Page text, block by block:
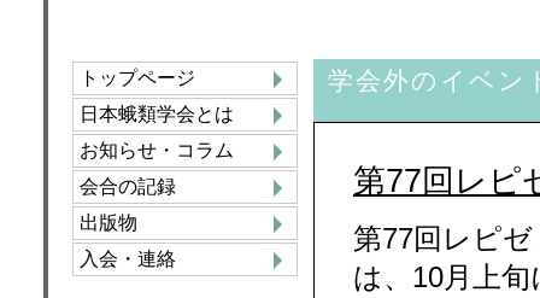
トップページ
日本蛾類学会とは
お知らせ・コラム
会合の記録
出版物
入会・連絡
学会外のイベン
第77回レピ
第77回レピ
は、10月上